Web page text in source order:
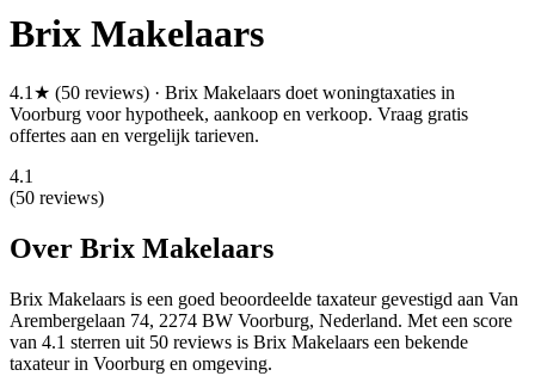
Brix Makelaars
4.1★ (50 reviews) · Brix Makelaars doet woningtaxaties in
Voorburg voor hypotheek, aankoop en verkoop. Vraag gratis
offertes aan en vergelijk tarieven.
4.1
(50 reviews)
Over Brix Makelaars
Brix Makelaars is een goed beoordeelde taxateur gevestigd aan Van
Arembergelaan 74, 2274 BW Voorburg, Nederland. Met een score
van 4.1 sterren uit 50 reviews is Brix Makelaars een bekende
taxateur in Voorburg en omgeving.